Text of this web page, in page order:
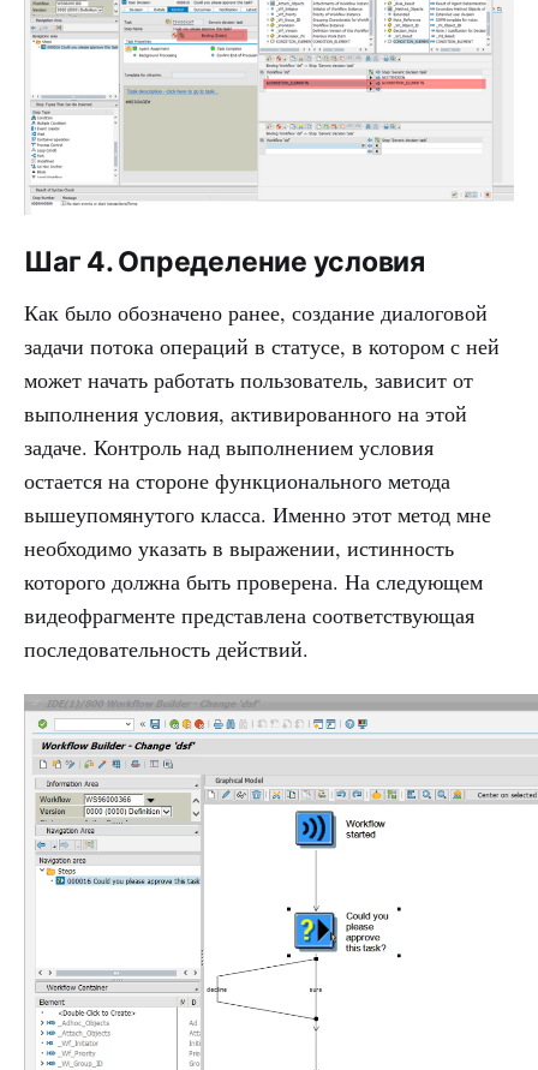
Шаг 4. Определение условия
Как было обозначено ранее, создание диалоговой
задачи потока операций в статусе, в котором с ней
может начать работать пользователь, зависит от
выполнения условия, активированного на этой
задаче. Контроль над выполнением условия
остается на стороне функционального метода
вышеупомянутого класса. Именно этот метод мне
необходимо указать в выражении, истинность
которого должна быть проверена. На следующем
видеофрагменте представлена соответствующая
последовательность действий.